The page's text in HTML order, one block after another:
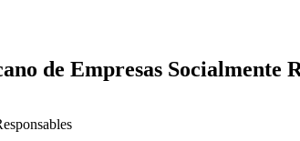
de Empresas Socialmente